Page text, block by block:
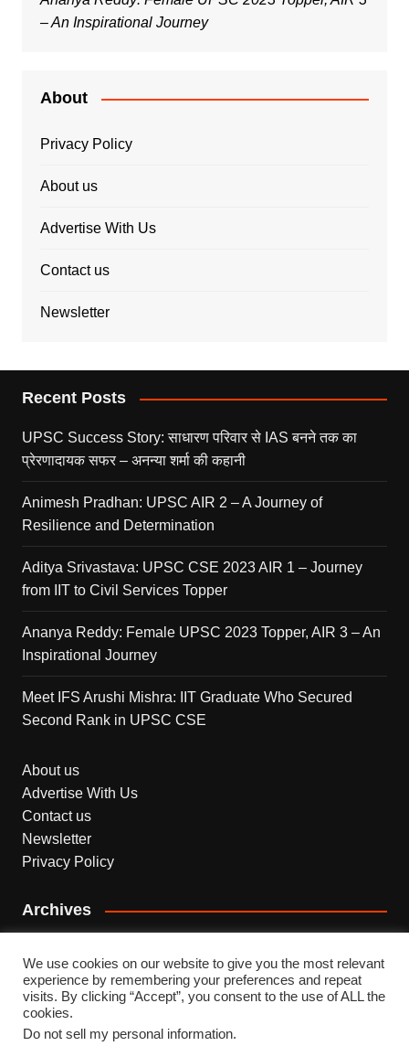
– An Inspirational Journey
About
Privacy Policy
About us
Advertise With Us
Contact us
Newsletter
Recent Posts
UPSC Success Story: साधारण परिवार से IAS बनने तक का
प्रेरणादायक सफर – अनन्या शर्मा की कहानी
Animesh Pradhan: UPSC AIR 2 – A Journey of
Resilience and Determination
Aditya Srivastava: UPSC CSE 2023 AIR 1 – Journey
from IIT to Civil Services Topper
Ananya Reddy: Female UPSC 2023 Topper, AIR 3 – An
Inspirational Journey
Meet IFS Arushi Mishra: IIT Graduate Who Secured
Second Rank in UPSC CSE
About us
Advertise With Us
Contact us
Newsletter
Privacy Policy
Archives
We use cookies on our website to give you the most relevant
experience by remembering your preferences and repeat
visits. By clicking “Accept”, you consent to the use of ALL the
cookies.
Do not sell my personal information.